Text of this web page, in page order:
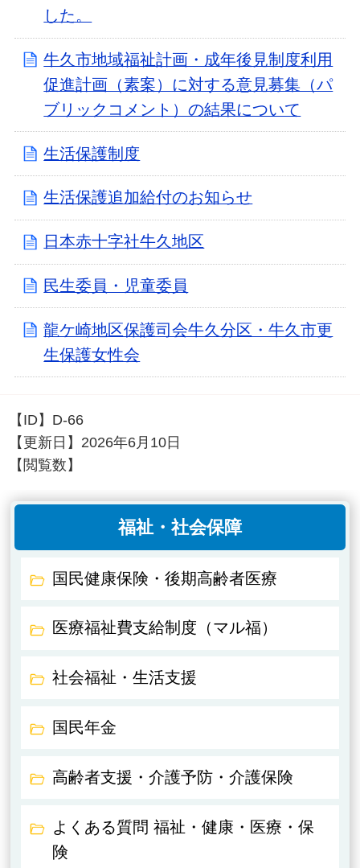
した。
牛久市地域福祉計画・成年後見制度利用
促進計画（素案）に対する意見募集（パ
ブリックコメント）の結果について
生活保護制度
生活保護追加給付のお知らせ
日本赤十字社牛久地区
民生委員・児童委員
龍ケ崎地区保護司会牛久分区・牛久市更
生保護女性会
【ID】 D-66
【更新日】 2026年6月10日
【閲覧数】
福祉・社会保障
国民健康保険・後期高齢者医療
医療福祉費支給制度（マル福）
社会福祉・生活支援
国民年金
高齢者支援・介護予防・介護保険
よくある質問 福祉・健康・医療・保
険